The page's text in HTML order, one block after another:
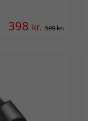
398 kr. 599 kr.